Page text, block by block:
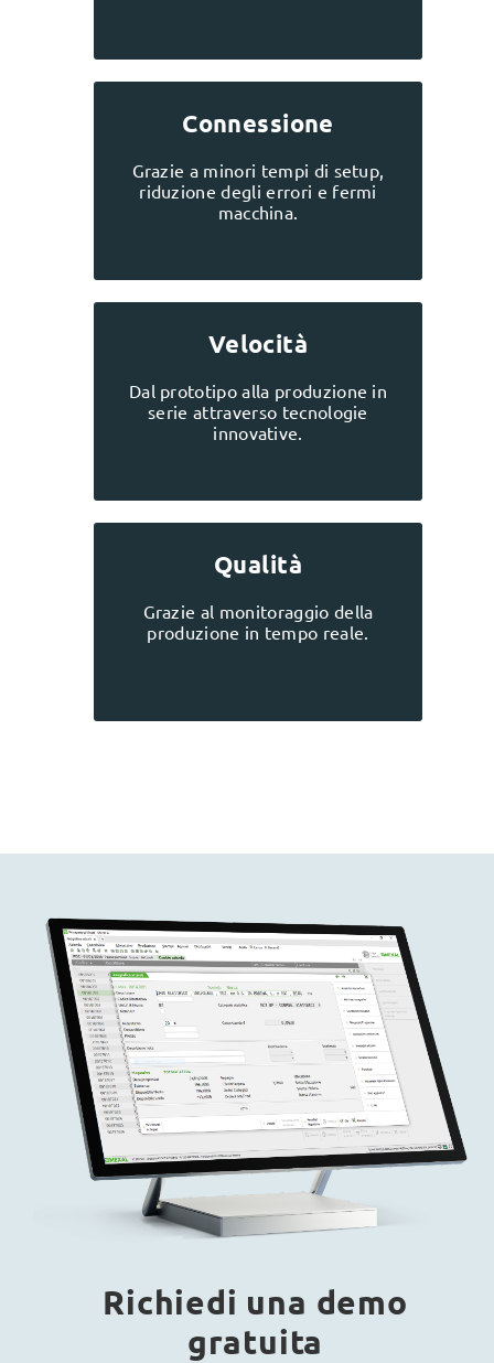
Connessione
Grazie a minori tempi di setup,
riduzione degli errori e fermi
macchina.
Velocità
Dal prototipo alla produzione in
serie attraverso tecnologie
innovative.
Qualità
Grazie al monitoraggio della
produzione in tempo reale.
Richiedi una demo
gratuita